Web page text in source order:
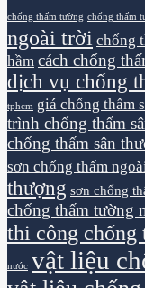
chống thấm tường chống thấm
ngoài trời chống
hầm cách chống
dịch vụ chống
tphcm giá chống thấm
trình chống thấm
chống thấm sân
sơn chống thấm
thượng sơn chống
chống thấm tường
thi công chống
nước vật liệu